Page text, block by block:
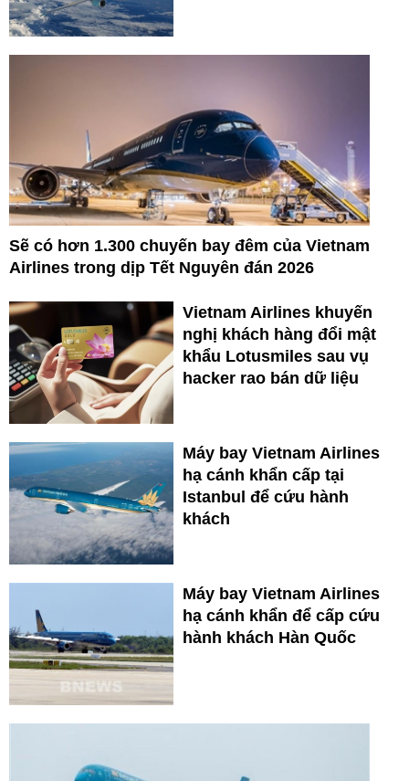
Sẽ có hơn 1.300 chuyến bay đêm của Vietnam
Airlines trong dịp Tết Nguyên đán 2026
Vietnam Airlines khuyến
nghị khách hàng đổi mật
khẩu Lotusmiles sau vụ
hacker rao bán dữ liệu
Máy bay Vietnam Airlines
hạ cánh khẩn cấp tại
Istanbul để cứu hành
khách
Máy bay Vietnam Airlines
hạ cánh khẩn để cấp cứu
hành khách Hàn Quốc